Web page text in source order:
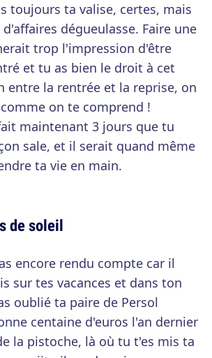
toujours ta valise, certes, mais
dégueulasse. Faire une
trop l'impression d'être
et tu as bien le droit à cet
entre la rentrée et la reprise, on
on te comprend !
maintenant 3 jours que tu
sale, et il serait quand même
ta vie en main.
de soleil
encore rendu compte car il
sur tes vacances et dans ton
oublié ta paire de Persol
centaine d'euros l'an dernier
la pistoche, là où tu t'es mis ta